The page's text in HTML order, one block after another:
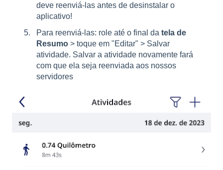
deve reenviá-las antes de desinstalar o
aplicativo!
Para reenviá-las: role até o final da tela de
Resumo > toque em "Editar" > Salvar
atividade. Salvar a atividade novamente fará
com que ela seja reenviada aos nossos
servidores